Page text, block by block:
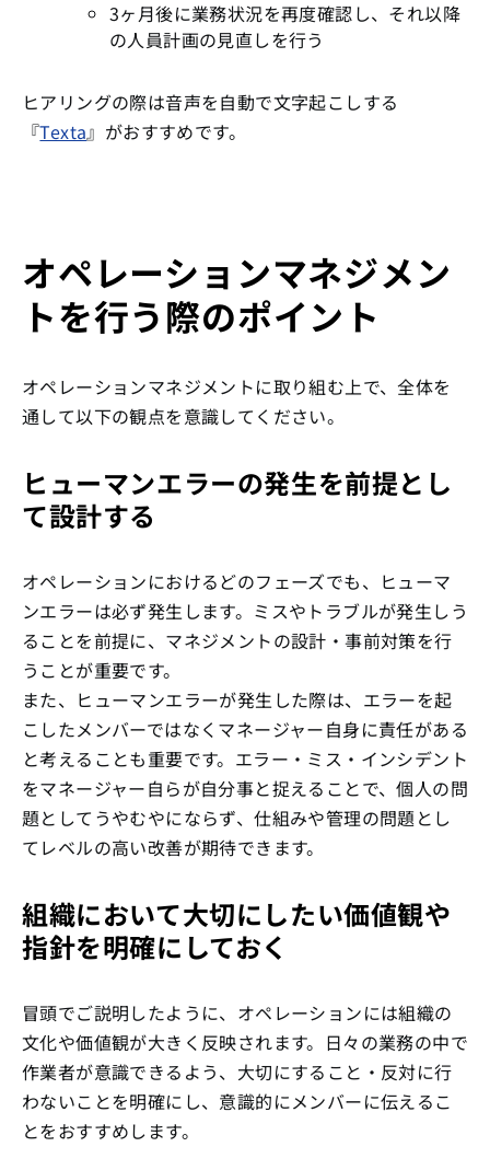
3ヶ月後に業務状況を再度確認し、それ以降
の人員計画の見直しを行う
ヒアリングの際は音声を自動で文字起こしする
『Texta』がおすすめです。
オペレーションマネジメン
トを行う際のポイント
オペレーションマネジメントに取り組む上で、全体を
通して以下の観点を意識してください。
ヒューマンエラーの発生を前提とし
て設計する
オペレーションにおけるどのフェーズでも、ヒューマ
ンエラーは必ず発生します。ミスやトラブルが発生しう
ることを前提に、マネジメントの設計・事前対策を行
うことが重要です。
また、ヒューマンエラーが発生した際は、エラーを起
こしたメンバーではなくマネージャー自身に責任がある
と考えることも重要です。エラー・ミス・インシデント
をマネージャー自らが自分事と捉えることで、個人の問
題としてうやむやにならず、仕組みや管理の問題とし
てレベルの高い改善が期待できます。
組織において大切にしたい価値観や
指針を明確にしておく
冒頭でご説明したように、オペレーションには組織の
文化や価値観が大きく反映されます。日々の業務の中で
作業者が意識できるよう、大切にすること・反対に行
わないことを明確にし、意識的にメンバーに伝えるこ
とをおすすめします。